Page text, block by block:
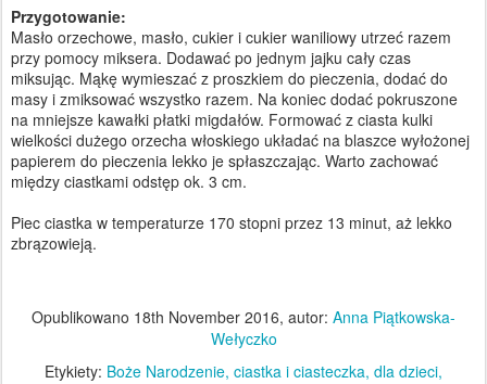
Przygotowanie:
Masło orzechowe, masło, cukier i cukier waniliowy utrzeć razem
przy pomocy miksera. Dodawać po jednym jajku cały czas
miksując. Mąkę wymieszać z proszkiem do pieczenia, dodać do
masy i zmiksować wszystko razem. Na koniec dodać pokruszone
na mniejsze kawałki płatki migdałów. Formować z ciasta kulki
wielkości dużego orzecha włoskiego układać na blaszce wyłożonej
papierem do pieczenia lekko je spłaszczając. Warto zachować
między ciastkami odstęp ok. 3 cm.
Piec ciastka w temperaturze 170 stopni przez 13 minut, aż lekko
zbrązowieją.
Opublikowano 18th November 2016, autor: Anna Piątkowska-
Wełyczko
Etykiety: Boże Narodzenie ciastka i ciasteczka dla dzieci